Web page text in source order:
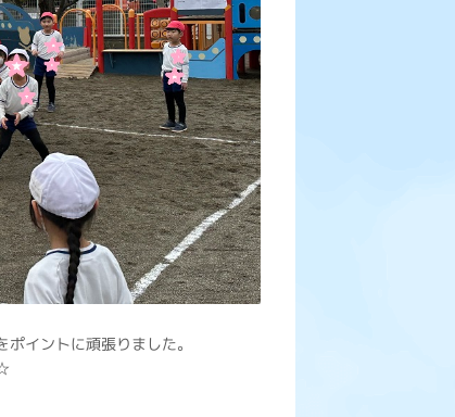
イントに頑張りました。